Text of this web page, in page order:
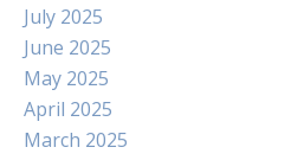
July 2025
June 2025
May 2025
April 2025
March 2025